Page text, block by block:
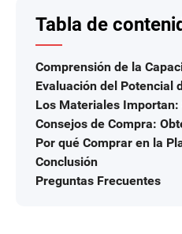
Tabla de
Comprensión de la
Evaluación del Potencial
Los Materiales Importan:
Consejos de Compra:
Por qué Comprar en la
Conclusión
Preguntas Frecuentes